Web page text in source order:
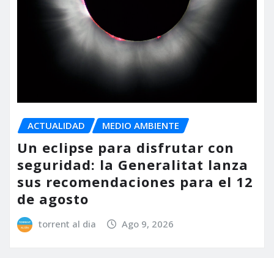
ACTUALIDAD MEDIO AMBIENTE
Un eclipse para disfrutar con
seguridad: la Generalitat lanza
sus recomendaciones para el 12
de agosto
torrent al dia Ago 9, 2026